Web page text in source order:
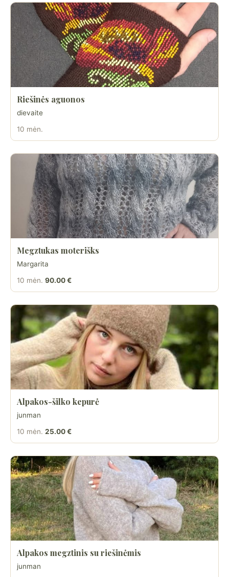
Riešinės aguonos
dievaite
10 mėn.
Megztukas moterišks
Margarita
10 mėn. 90.00 €
Alpakos-šilko kepurė
junman
10 mėn. 25.00 €
Alpakos megztinis su riešinėmis
junman